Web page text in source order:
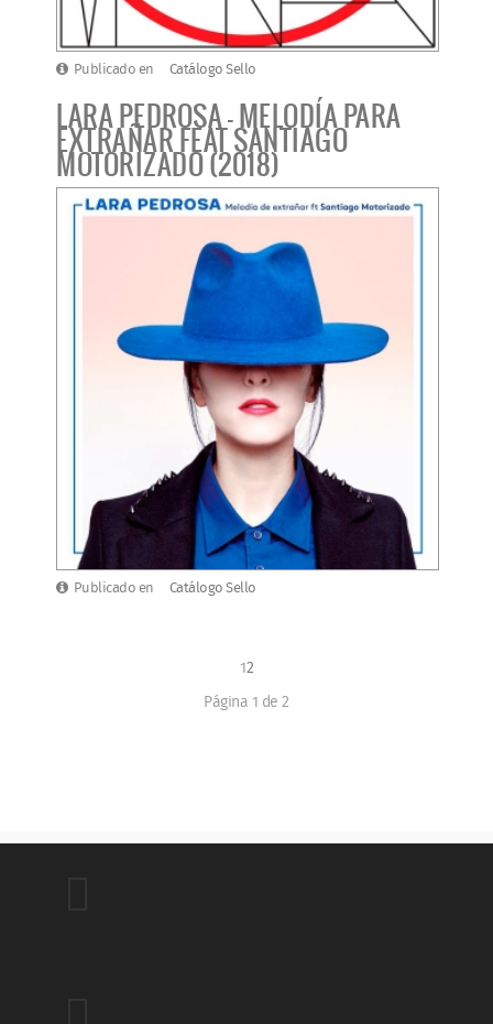
Publicado en Catálogo Sello
LARA PEDROSA - MELODÍA PARA
EXTRAÑAR FEAT SANTIAGO
MOTORIZADO (2018)
Publicado en Catálogo Sello
12
Página 1 de 2